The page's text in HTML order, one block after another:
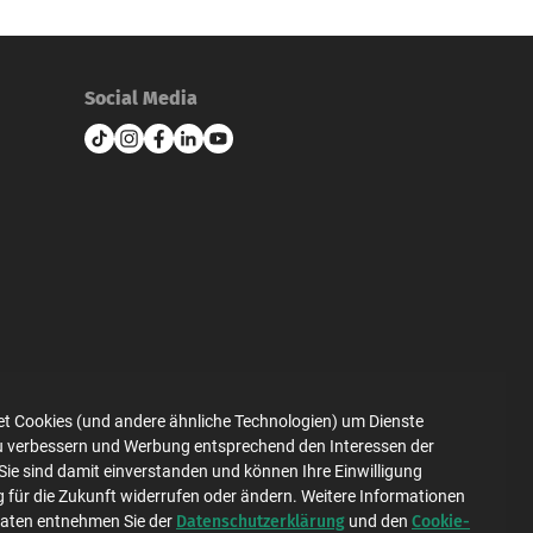
Social Media
DatenschutzImpressum
Cookies (und andere ähnliche Technologien) um Dienste
und Werbung entsprechend den Interessen der
sind damit einverstanden und können Ihre Einwilligung
für die Zukunft widerrufen oder ändern. Weitere Informationen
entnehmen Sie der Datenschutzerklärung und den Cookie-